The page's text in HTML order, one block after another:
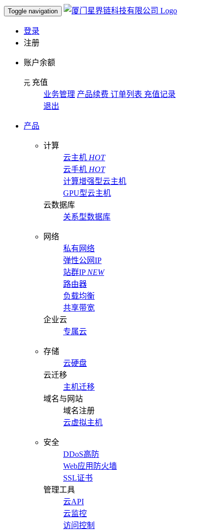
Toggle navigation
登录
注册
账户余额
元 充值
业务管理 产品续费 订单列表 充值记录
退出
产品
计算
云主机 HOT
云手机 HOT
计算增强型云主机
GPU型云主机
云数据库
关系型数据库
网络
私有网络
弹性公网IP
站群IP NEW
路由器
负载均衡
共享带宽
企业云
专属云
存储
云硬盘
云迁移
主机迁移
域名与网站
域名注册
云虚拟主机
安全
DDoS高防
Web应用防火墙
SSL证书
管理工具
云API
云监控
访问控制